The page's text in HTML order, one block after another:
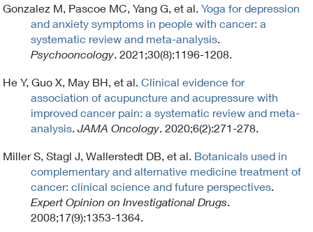
E
x
t
e
n
a
L
n
k
P
o
Gonzalez M, Pascoe MC, Yang G, et al. Yoga for depression
and anxiety symptoms in people with cancer: a
systematic review and meta-analysis
Psychooncology . 2021;30(8):1196-1208.
He Y, Guo X, May BH, et al. Clinical evidence for
association of acupuncture and acupressure with
improved cancer pain: a systematic review and meta-
analysis .JAMA Oncology . 2020;6(2):271-278.
Miller S, Stagl J, Wallerstedt DB, et al. Botanicals used in
complementary and alternative medicine treatment of
cancer: clinical science and future perspectives
Expert Opinion on Investigational Drugs
2008;17(9):1353-1364.